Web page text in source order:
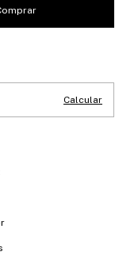
Calcular